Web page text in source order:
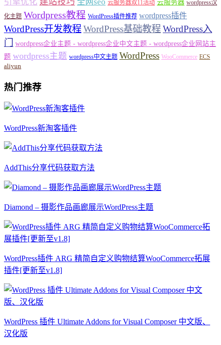
云服务器双11活动 云服务器 wordpress汉
化主题 Wordpress教程 WordPress插件推荐 wordpress插件
WordPress开发教程WordPress基础教程WordPress入
门
wordpress企业主题 - wordpress企业中文主题 - wordpress企业网站主
题 wordpress主题 wordpress中文主题 WordPress WooCommerce ECS
aliyun
热门推荐
WordPress新淘客插件
AddThis分享代码获取方法
Diamond – 摄影作品画廊展示WordPress主题
WordPress插件 ARG 精简自定义购物结算WooCommerce拓展
插件[更新至v1.8]
WordPress 插件 Ultimate Addons for Visual Composer 中文版、
汉化版